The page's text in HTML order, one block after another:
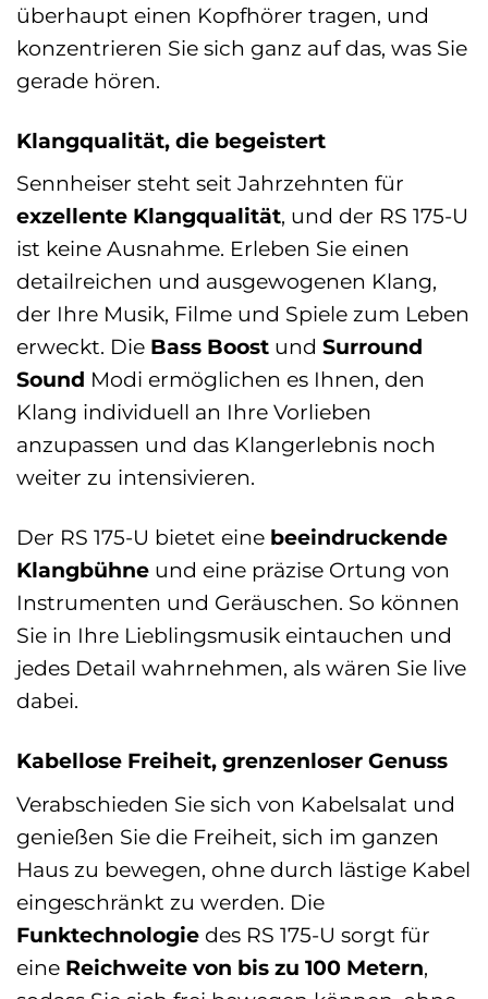
überhaupt einen Kopfhörer tragen, und
konzentrieren Sie sich ganz auf das, was Sie
gerade hören.
Klangqualität, die begeistert
Sennheiser steht seit Jahrzehnten für
exzellente Klangqualität, und der RS 175-U
ist keine Ausnahme. Erleben Sie einen
detailreichen und ausgewogenen Klang,
der Ihre Musik, Filme und Spiele zum Leben
erweckt. Die Bass Boost und Surround
Sound Modi ermöglichen es Ihnen, den
Klang individuell an Ihre Vorlieben
anzupassen und das Klangerlebnis noch
weiter zu intensivieren.
Der RS 175-U bietet eine beeindruckende
Klangbühne und eine präzise Ortung von
Instrumenten und Geräuschen. So können
Sie in Ihre Lieblingsmusik eintauchen und
jedes Detail wahrnehmen, als wären Sie live
dabei.
Kabellose Freiheit, grenzenloser Genuss
Verabschieden Sie sich von Kabelsalat und
genießen Sie die Freiheit, sich im ganzen
Haus zu bewegen, ohne durch lästige Kabel
eingeschränkt zu werden. Die
Funktechnologie des RS 175-U sorgt für
eine Reichweite von bis zu 100 Metern,